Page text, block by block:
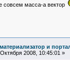
совсем масса-а вектор
и
2008, 10:45:01 »